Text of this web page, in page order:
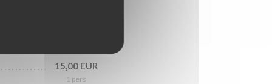
15,00 EUR
1 pers